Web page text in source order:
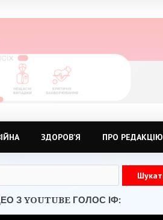
ЗДОРОВ’Я ПРО РЕДАКЦІЮ
З YOUTUBE ГОЛОС ІФ: